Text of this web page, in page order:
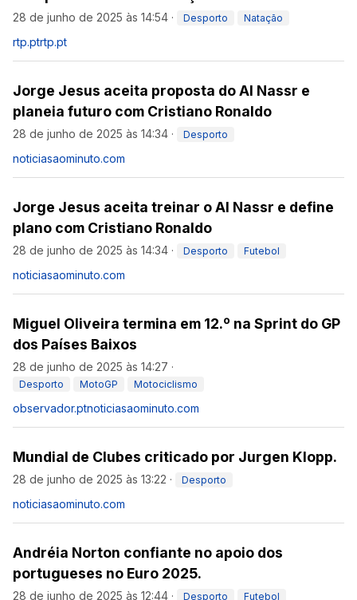
28 de junho de 2025 às 14:54 · Desporto Natação
rtp.ptrtp.pt
Jorge Jesus aceita proposta do Al Nassr e
planeia futuro com Cristiano Ronaldo
28 de junho de 2025 às 14:34 · Desporto
noticiasaominuto.com
Jorge Jesus aceita treinar o Al Nassr e define
plano com Cristiano Ronaldo
28 de junho de 2025 às 14:34 · Desporto Futebol
noticiasaominuto.com
Miguel Oliveira termina em 12.º na Sprint do GP
dos Países Baixos
28 de junho de 2025 às 14:27 ·
Desporto MotoGP Motociclismo
observador.ptnoticiasaominuto.com
Mundial de Clubes criticado por Jurgen Klopp.
28 de junho de 2025 às 13:22 · Desporto
noticiasaominuto.com
Andréia Norton confiante no apoio dos
portugueses no Euro 2025.
28 de junho de 2025 às 12:44 · Desporto Futebol